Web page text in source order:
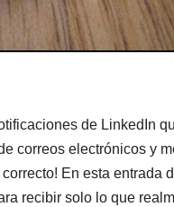
de LinkedIn
correos electrónicos y
En esta entrada
recibir solo lo que